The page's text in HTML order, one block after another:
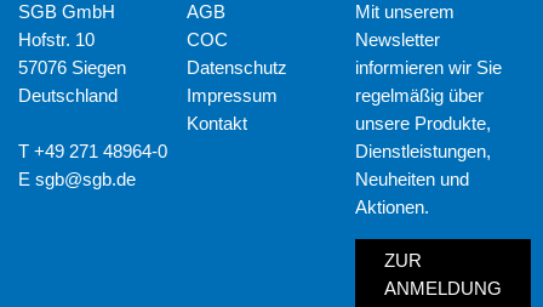
SGB GmbH
Hofstr. 10
57076 Siegen
Deutschland
T +49 271 48964-0
Esgb@sgb.de
AGB
COC
Datenschutz
Impressum
Kontakt
Mit unserem
Newsletter
informieren wir Sie
regelmäßig über
unsere Produkte,
Dienstleistungen,
Neuheiten und
Aktionen.
ZUR
ANMELDUNG